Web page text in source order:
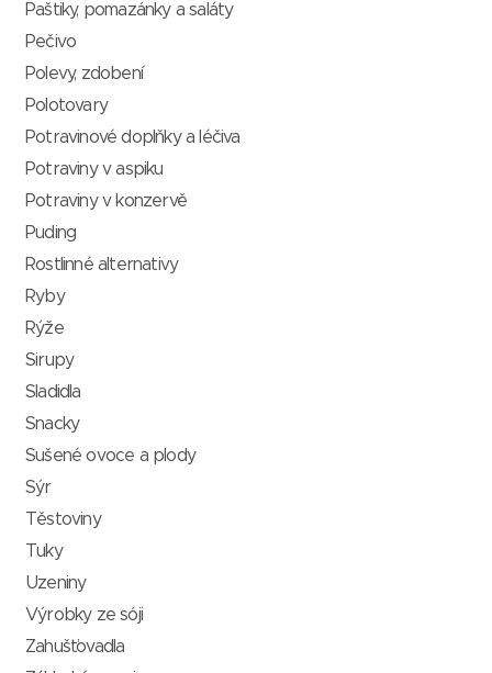
Paštiky, pomazánky a saláty
Pečivo
Polevy, zdobení
Polotovary
Potravinové doplňky a léčiva
Potraviny v aspiku
Potraviny v konzervě
Puding
Rostlinné alternativy
Ryby
Rýže
Sirupy
Sladidla
Snacky
Sušené ovoce a plody
Sýr
Těstoviny
Tuky
Uzeniny
Výrobky ze sóji
Zahušťovadla